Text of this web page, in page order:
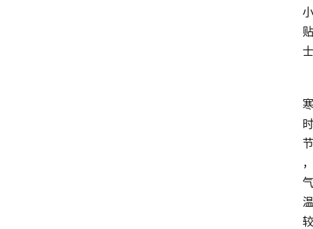
小
贴
士
寒
时
节
，
气
温
较